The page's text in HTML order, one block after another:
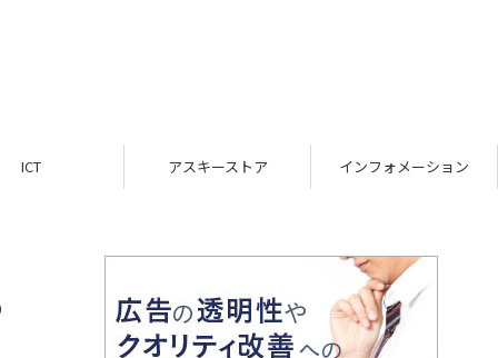
ICT アスキーストア インフォメーション